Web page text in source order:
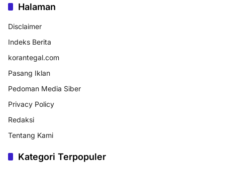
Halaman
Disclaimer
Indeks Berita
korantegal.com
Pasang Iklan
Pedoman Media Siber
Privacy Policy
Redaksi
Tentang Kami
Kategori Terpopuler